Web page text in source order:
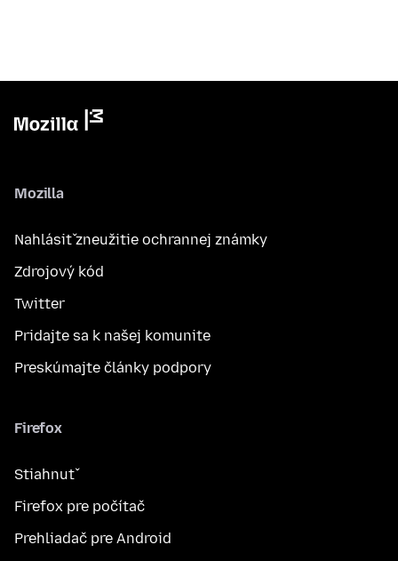
Mozilla
Nahlásiť zneužitie ochrannej známky
Zdrojový kód
Twitter
Pridajte sa k našej komunite
Preskúmajte články podpory
Firefox
Stiahnuť
Firefox pre počítač
Prehliadač pre Android